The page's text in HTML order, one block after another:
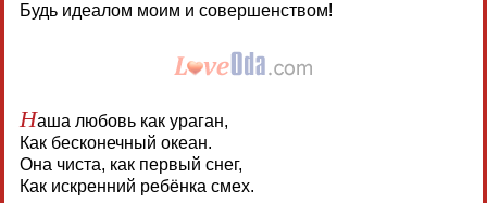
Будь идеалом моим и совершенством!
Наша любовь как ураган,
Как бесконечный океан.
Она чиста, как первый снег,
Как искренний ребёнка смех.